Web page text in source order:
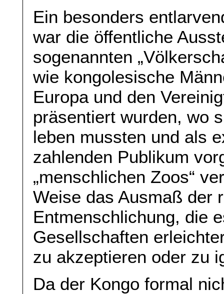
Ein besonders
war die öffentliche
sogenannten
wie kongolesische
Europa und den
präsentiert wurden, wo
leben mussten und als
zahlenden Publikum
„menschlichen Zoos“
Weise das Ausmaß der
Entmenschlichung, die
Gesellschaften
zu akzeptieren oder zu
Da der Kongo formal